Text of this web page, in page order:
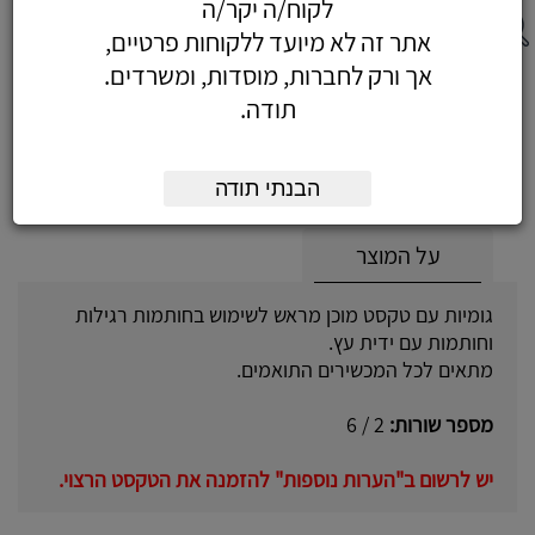
גומי חותמת 6 שורות
על המוצר
גומיות עם טקסט מוכן מראש לשימוש בחותמות רגילות
וחותמות עם ידית עץ.
מתאים לכל המכשירים התואמים.
מספר שורות:
יש לרשום ב"הערות נוספות" להזמנה את הטקסט הרצוי.
לקוח/ה יקר/ה
אתר זה לא מיועד ללקוחות פרטיים,
אך ורק לחברות, מוסדות, ומשרדים.
תודה.
הבנתי תודה